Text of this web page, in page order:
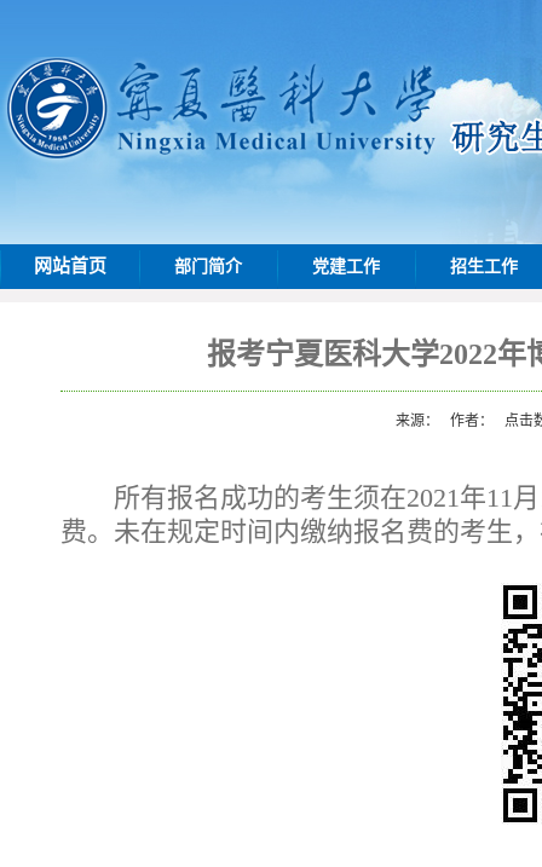
网站首页 部门简介 党建工作 招生工作
报考宁夏医科大学2022年
来源： 作者： 点击
所有报名成功的考生须在2021年11月
费。未在规定时间内缴纳报名费的考生